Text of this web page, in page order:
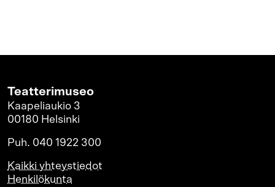
Teatterimuseo
Kaapeliaukio 3
00180 Helsinki
Puh. 040 1922 300
Kaikki yhteystiedot
Henkilökunta